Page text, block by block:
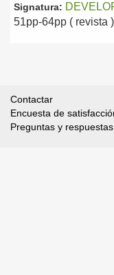
Signatura:
51pp-64pp ( revista )
Contactar
Encuesta de
Preguntas y respuestas